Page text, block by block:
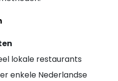
lokale restaurants
enkele Nederlandse